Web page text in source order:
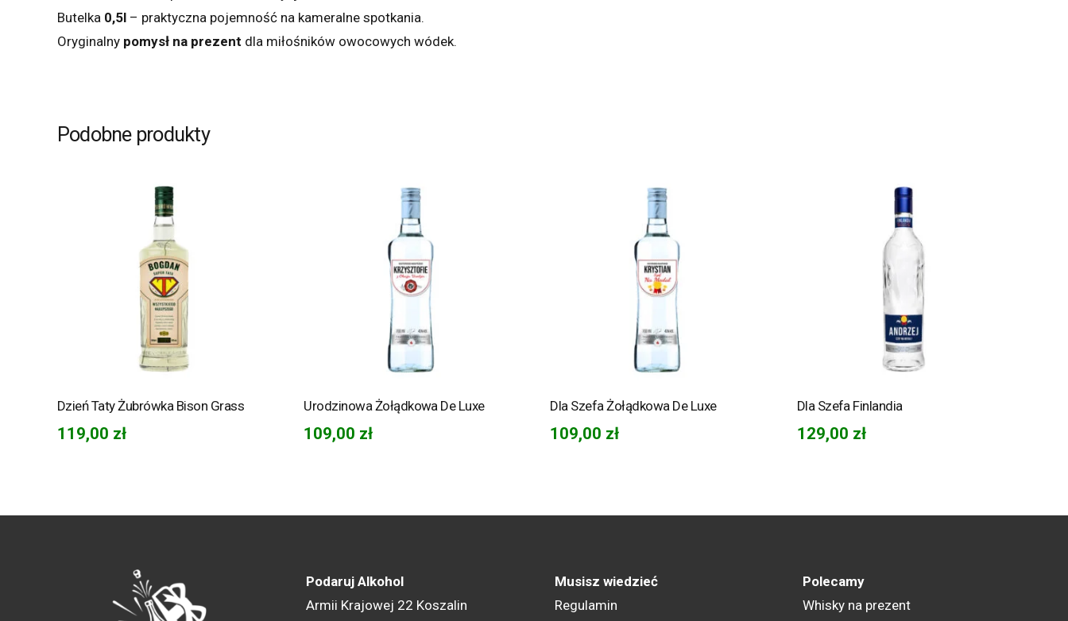
Butelka 0,5l – praktyczna pojemność na kameralne spotkania.
Oryginalny pomysł na prezent dla miłośników owocowych wódek.
Podobne produkty
Dzień Taty Żubrówka Bison Grass
119,00 zł
Urodzinowa Żołądkowa De Luxe
109,00 zł
Dla Szefa Żołądkowa De Luxe
109,00 zł
Dla Szefa Finlandia
129,00 zł
Podaruj Alkohol
Armii Krajowej 22 Koszalin
Musisz wiedzieć
Regulamin
Polecamy
Whisky na prezent